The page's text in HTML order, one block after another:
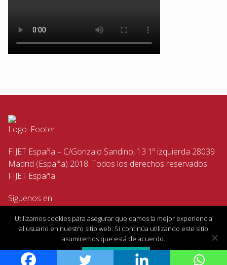
FIJET España – C/Gonzalo Sandino, 13 1º izquierda 28039
Madrid (España) 2018. Todos los derechos reservados
FIJET España
Siguenos en
Utilizamos cookies para asegurar que damos la mejor experiencia
al usuario en nuestro sitio web. Si continúa utilizando este sitio
asumiremos que está de acuerdo.
Estoy de acuerdo